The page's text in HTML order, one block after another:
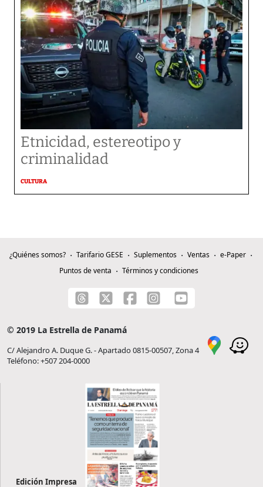
Etnicidad, estereotipo y
criminalidad
CULTURA
¿Quiénes somos? Tarifario GESE Suplementos Ventas
e-Paper
Puntos de venta
Términos y condiciones
© 2019 La Estrella de Panamá
C/ Alejandro A. Duque G. - Apartado 0815-00507, Zona 4
Teléfono: +507 204-0000
Edición Impresa